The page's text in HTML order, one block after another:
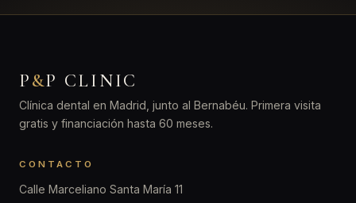
P&P CLINIC
Clínica dental en Madrid, junto al Bernabéu. Primera visita
gratis y financiación hasta 60 meses.
CONTACTO
Calle Marceliano Santa María 11